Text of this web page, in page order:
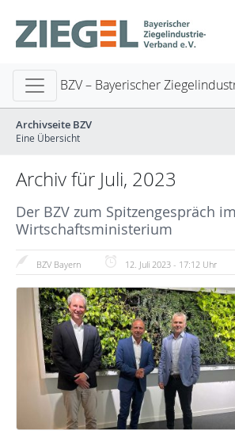
BZV – Bayerischer
Archivseite BZV
Eine Übersicht
Archiv für Juli, 2023
Der BZV zum Spitzengespräch
Wirtschaftsministerium
BZV Bayern 12. Juli 2023 - 17:12 Uhr